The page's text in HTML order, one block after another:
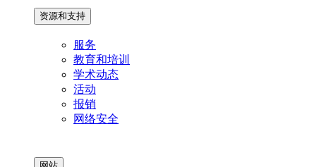
资源和支持
服务
教育和培训
学术动态
活动
报销
网络安全